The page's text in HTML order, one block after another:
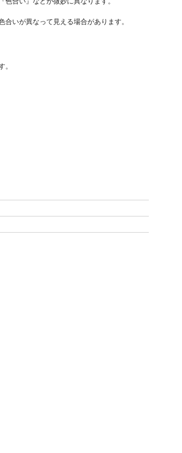
いが異なって見える場合があります。
。